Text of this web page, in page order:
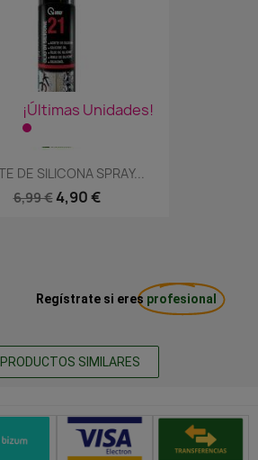
¡Últimas Unidades!
DE SILICONA SPRAY...
6,99 € 4,90 €
Regístrate si eres profesional
SIMILARES
de pago seguros